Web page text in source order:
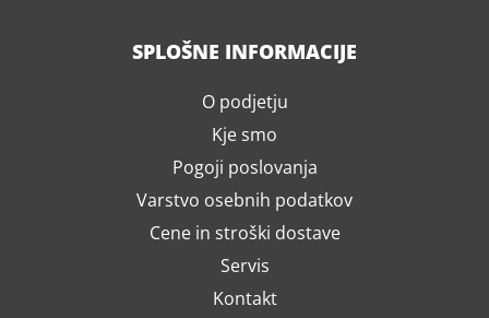
SPLOŠNE INFORMACIJE
O podjetju
Kje smo
Pogoji poslovanja
Varstvo osebnih podatkov
Cene in stroški dostave
Servis
Kontakt